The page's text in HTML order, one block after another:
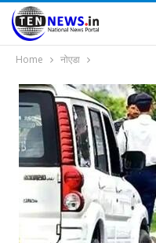
Home नोएडा